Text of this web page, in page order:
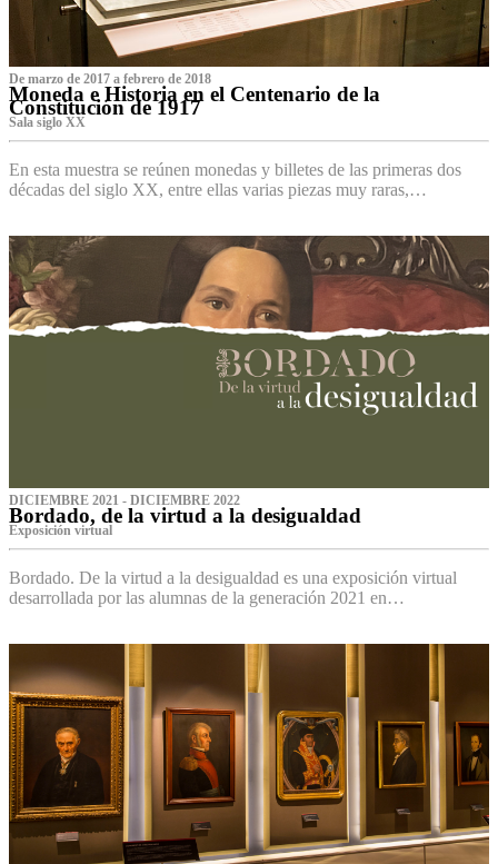
De marzo de 2017 a febrero de 2018
Moneda e Historia en el Centenario de la
Constitución de 1917
Sala siglo XX
En esta muestra se reúnen monedas y billetes de las primeras dos
décadas del siglo XX, entre ellas varias piezas muy raras,…
DICIEMBRE 2021 - DICIEMBRE 2022
Bordado, de la virtud a la desigualdad
Exposición virtual‌
Bordado. De la virtud a la desigualdad es una exposición virtual
desarrollada por las alumnas de la generación 2021 en…